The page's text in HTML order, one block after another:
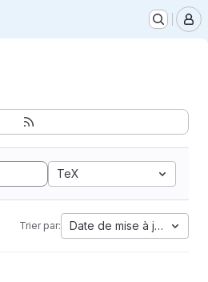
TeX
Trier par: Date de mise à jour